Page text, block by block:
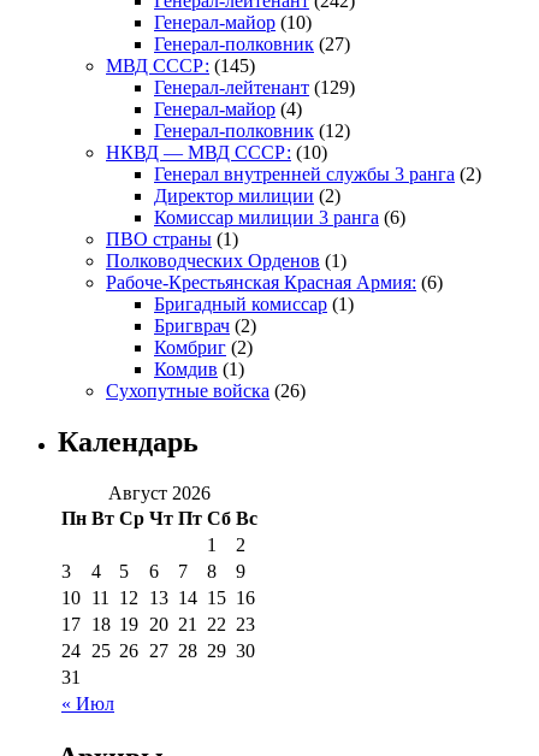
Генерал-майор (10)
Генерал-полковник (27)
МВД СССР: (145)
Генерал-лейтенант (129)
Генерал-майор (4)
Генерал-полковник (12)
НКВД — МВД СССР: (10)
Генерал внутренней службы 3 ранга (2)
Директор милиции (2)
Комиссар милиции 3 ранга (6)
ПВО страны (1)
Полководческих Орденов (1)
Рабоче-Крестьянская Красная Армия: (6)
Бригадный комиссар (1)
Бригврач (2)
Комбриг (2)
Комдив (1)
Сухопутные войска (26)
Календарь
Август 2026
Пн Вт Ср Чт Пт Сб Вс
« Июл
1
2
3
4 5 6 7 8
9
10 11 12 13 14 15 16
17 18 19 20 21 22 23
24 25 26 27 28 29 30
31